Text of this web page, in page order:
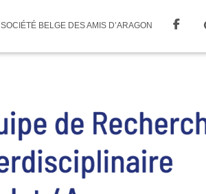
SOCIÉTÉ BELGE DES AMIS D’ARAGON